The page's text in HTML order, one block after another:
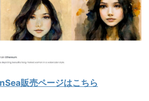
販売ページはこちら